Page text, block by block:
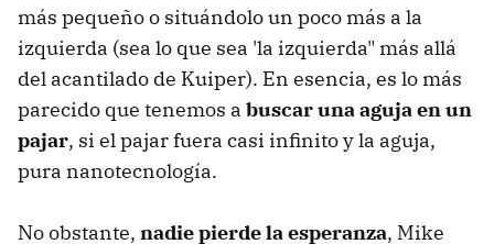
más pequeño o situándolo un poco más a la
izquierda (sea lo que sea 'la izquierda" más allá
del acantilado de Kuiper). En esencia, es lo más
parecido que tenemos a buscar una aguja en un
pajar, si el pajar fuera casi infinito y la aguja,
pura nanotecnología.
No obstante, nadie pierde la esperanza, Mike